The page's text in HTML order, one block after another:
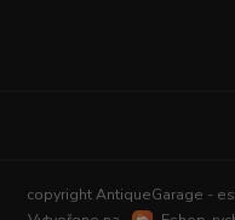
copyright AntiqueGarage -